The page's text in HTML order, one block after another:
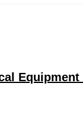
Equipment